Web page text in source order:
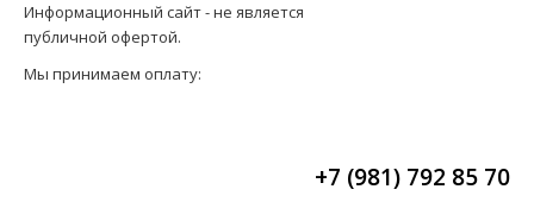
Информационный сайт - не является
публичной офертой.
Мы принимаем оплату:
+7 (981) 792 85 70